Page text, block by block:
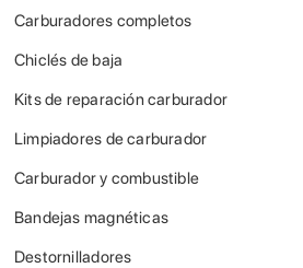
Carburadores completos
Chiclés de baja
Kits de reparación carburador
Limpiadores de carburador
Carburador y combustible
Bandejas magnéticas
Destornilladores